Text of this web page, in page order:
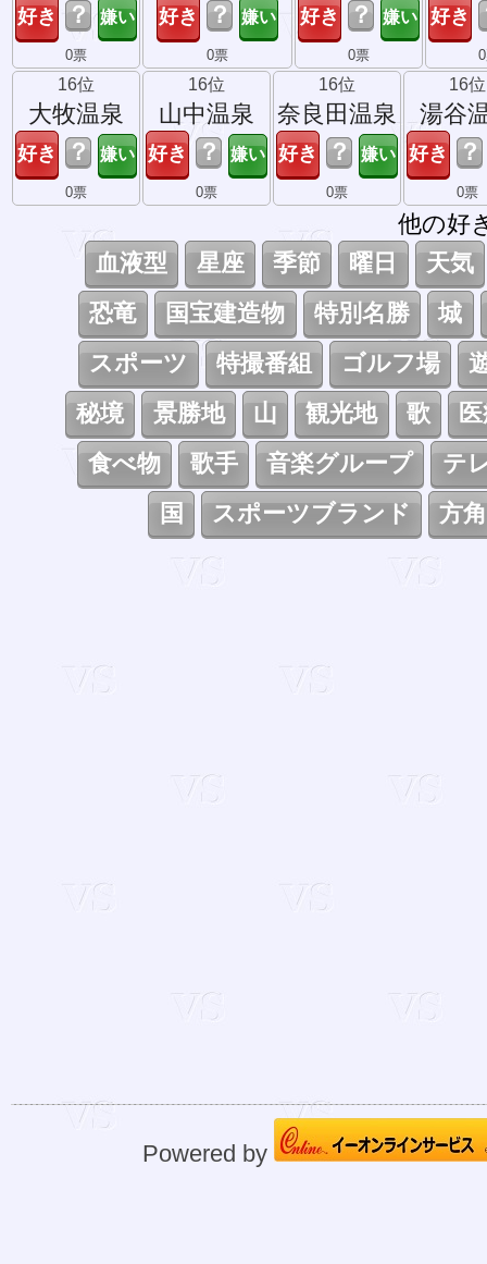
？
0票
？
0票
？
0票
16位
大牧温泉
？
0票
16位
山中温泉
？
0票
16位
奈良田温泉
？
0票
16位
湯谷
？
0票
他の好
血液型
星座 季節 曜日
天気
恐竜
国宝建造物 特別名勝
城
スポーツ
特撮番組 ゴルフ場
秘境
景勝地 山 観光地 歌
食べ物
歌手 音楽グループ
テ
国
スポーツブランド 方角
Powered by